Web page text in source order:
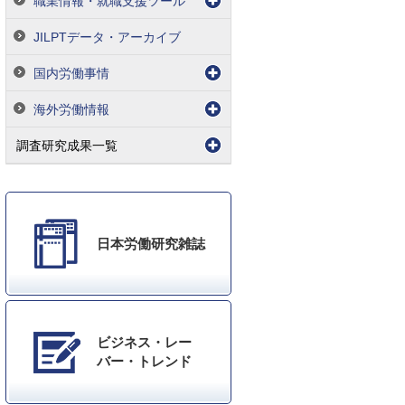
JILPTデータ・アーカイブ
国内労働事情
海外労働情報
調査研究成果一覧
日本労働研究雑誌
ビジネス・レー
バー・トレンド